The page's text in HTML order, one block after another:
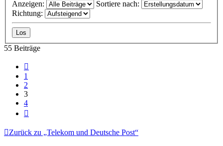
Anzeigen:
Sortiere nach:
Richtung:
55 Beiträge
1
2
3
4
Zurück zu „Telekom und Deutsche Post“